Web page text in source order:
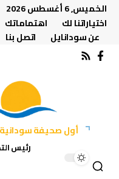
الخميس, 6 أغسطس 2026
اختياراتنا لك
اهتماماتك
عن سودانايل
اتصل بنا
أول صحيفة سودانية
رئيس